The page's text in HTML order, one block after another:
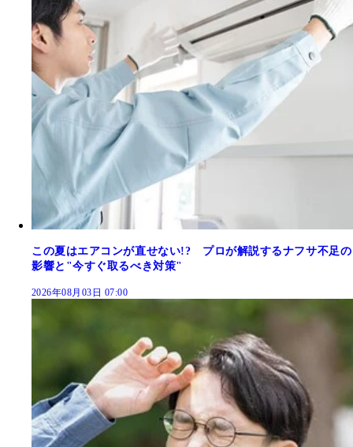
この夏はエアコンが直せない!? プロが解説するナフサ不足の
影響と"今すぐ取るべき対策"
2026年08月03日 07:00